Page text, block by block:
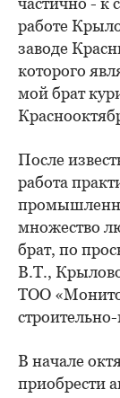
работе
заводе
которого
мой брат
После
работа
множество
брат, по
В.Т.,
ТОО
В начале
приобрести